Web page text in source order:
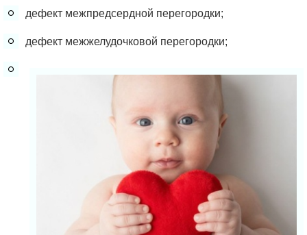
дефект межпредсердной перегородки;
дефект межжелудочковой перегородки;